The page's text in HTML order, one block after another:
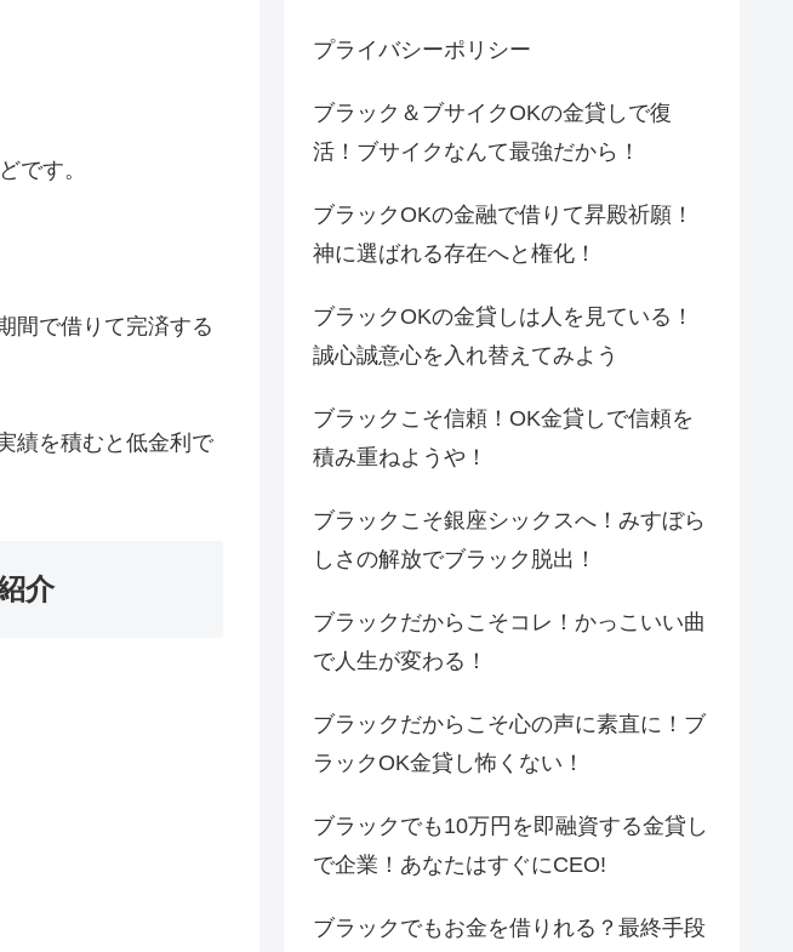
です。
間で借りて完済する
績を積むと低金利で
介
プライバシーポリシー
ブラック＆ブサイクOKの金貸しで復
活！ブサイクなんて最強だから！
ブラックOKの金融で借りて昇殿祈願！
神に選ばれる存在へと権化！
ブラックOKの金貸しは人を見ている！
誠心誠意心を入れ替えてみよう
ブラックこそ信頼！OK金貸しで信頼を
積み重ねようや！
ブラックこそ銀座シックスへ！みすぼら
しさの解放でブラック脱出！
ブラックだからこそコレ！かっこいい曲
で人生が変わる！
ブラックだからこそ心の声に素直に！ブ
ラックOK金貸し怖くない！
ブラックでも10万円を即融資する金貸し
で企業！あなたはすぐにCEO!
ブラックでもお金を借りれる？最終手段